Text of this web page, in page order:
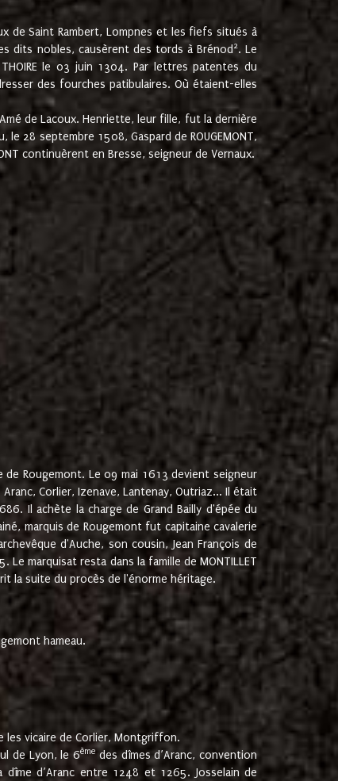
de Saint Rambert, Lompnes et les fiefs situés à
dits nobles, causèrent des tords à Brénod 2. Le
le 03 juin 1304. Par lettres patentes du
des fourches patibulaires. Où étaient-elles
Amé de Lacoux. Henriette, leur fille, fut la dernière
28 septembre 1508, Gaspard de ROUGEMONT,
continuèrent en Bresse, seigneur de Vernaux.
de Rougemont. Le 09 mai 1613 devient seigneur
Corlier, Izenave, Lantenay, Outriaz... Il était
Il achète la charge de Grand Bailly d'épée du
marquis de Rougemont fut capitaine cavalerie
d'Auche, son cousin, Jean François de
marquisat resta dans la famille de MONTILLET
la suite du procès de l'énorme héritage.
hameau.
les vicaire de Corlier, Montgriffon.
de Lyon, le 6ème des dîmes d’Aranc, convention
d’Aranc entre 1248 et 1265. Josselain de